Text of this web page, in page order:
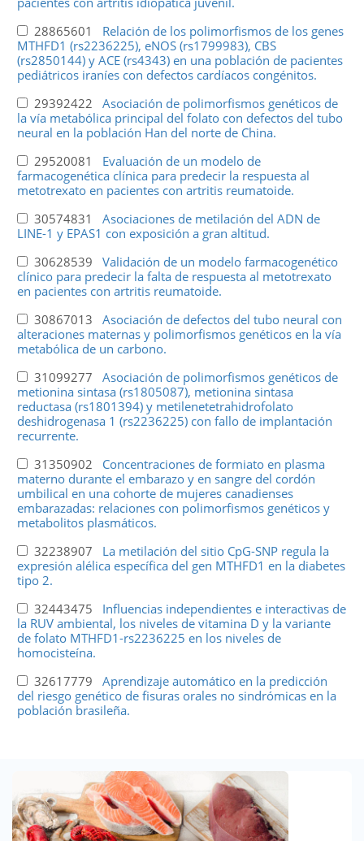
28865601 Relación de los polimorfismos de los genes
MTHFD1 (rs2236225), eNOS (rs1799983), CBS
(rs2850144) y ACE (rs4343) en una población de pacientes
pediátricos iraníes con defectos cardíacos congénitos.
29392422 Asociación de polimorfismos genéticos de
la vía metabólica principal del folato con defectos del tubo
neural en la población Han del norte de China.
29520081 Evaluación de un modelo de
farmacogenética clínica para predecir la respuesta al
metotrexato en pacientes con artritis reumatoide.
30574831 Asociaciones de metilación del ADN de
LINE-1 y EPAS1 con exposición a gran altitud.
30628539 Validación de un modelo farmacogenético
clínico para predecir la falta de respuesta al metotrexato
en pacientes con artritis reumatoide.
30867013 Asociación de defectos del tubo neural con
alteraciones maternas y polimorfismos genéticos en la vía
metabólica de un carbono.
31099277 Asociación de polimorfismos genéticos de
metionina sintasa (rs1805087), metionina sintasa
reductasa (rs1801394) y metilenetetrahidrofolato
deshidrogenasa 1 (rs2236225) con fallo de implantación
recurrente.
31350902 Concentraciones de formiato en plasma
materno durante el embarazo y en sangre del cordón
umbilical en una cohorte de mujeres canadienses
embarazadas: relaciones con polimorfismos genéticos y
metabolitos plasmáticos.
32238907 La metilación del sitio CpG-SNP regula la
expresión alélica específica del gen MTHFD1 en la diabetes
tipo 2.
32443475 Influencias independientes e interactivas de
la RUV ambiental, los niveles de vitamina D y la variante
de folato MTHFD1-rs2236225 en los niveles de
homocisteína.
32617779 Aprendizaje automático en la predicción
del riesgo genético de fisuras orales no sindrómicas en la
población brasileña.